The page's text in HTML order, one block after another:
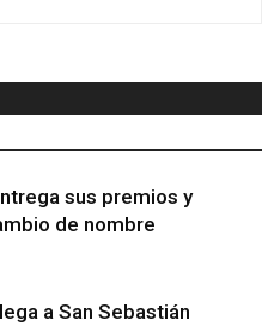
sus premios y
de nombre
a San Sebastián